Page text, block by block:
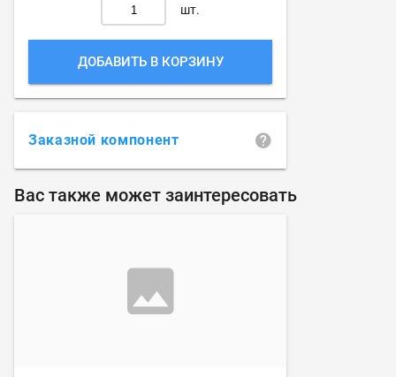
шт.
ДОБАВИТЬ В КОРЗИНУ
Заказной компонент
Вас также может заинтересовать